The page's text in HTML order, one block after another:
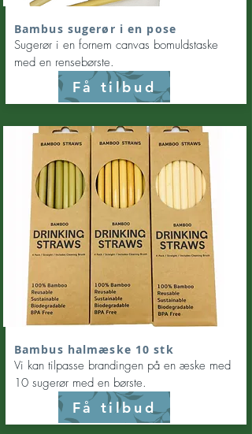
Bambus sugerør i en pose
Sugerør i en fornem canvas bomuldstaske
med en rensebørste.
Få tilbud
Bambus halmæske 10 stk
Vi kan tilpasse brandingen på en æske med
10 sugerør med en børste.
Få tilbud